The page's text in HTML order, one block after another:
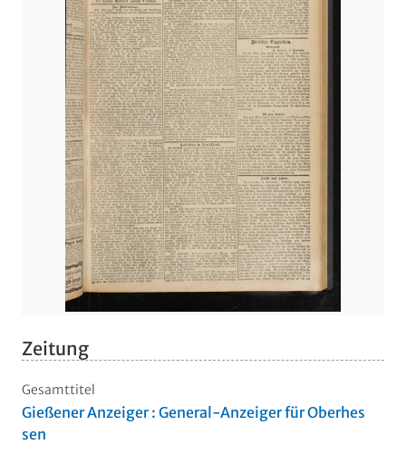
Zeitung
Gesamttitel
Gießener Anzeiger : General-Anzeiger für Oberhes
sen